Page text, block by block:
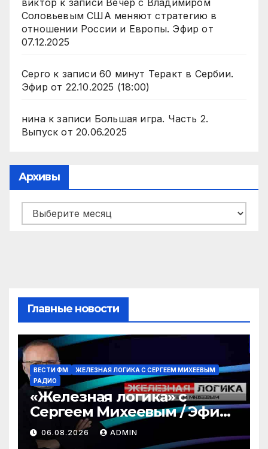
Соловьевым США меняют стратегию в
отношении России и Европы. Эфир от
07.12.2025
Серго к записи 60 минут Теракт в Сербии.
Эфир от 22.10.2025 (18:00)
нинак записи Большая игра. Часть 2.
Выпуск от 20.06.2025
Архивы
Архивы
Главные новости
ВЕСТИ ФМ
ЖЕЛЕЗНАЯ ЛОГИКА С СЕРГЕЕМ МИХЕЕВЫМ
РАДИО
«Железная логика» с
Сергеем Михеевым / Эфир
06.08.2026
06.08.2026 ADMIN